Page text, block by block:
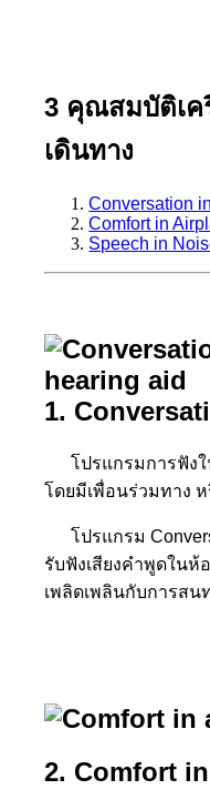
3 คุณสมบัติเค
เดินทาง
Conversation
Comfort in
Speech in
1.
โปรแกรมการฟัง
โดยมีเพื่อนร่วมทาง
โปรแกรม
รับฟังเสียงคำพูดในห้
เพลิดเพลินกับการสน
2. Comfort